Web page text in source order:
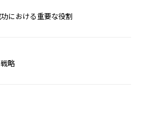
における重要な役割
略